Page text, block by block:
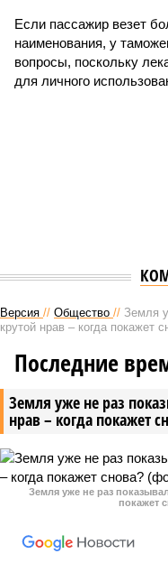
Если пассажир везет
наименования, у
вопросы, поскольку
для личного
Версия // Общество // Земля
крутой нрав – когда покажет
Земля уже не раз
нрав – когда покажет
Последние
Земля уже не раз
покажет